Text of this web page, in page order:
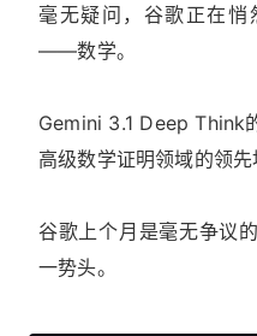
毫无疑问，谷歌正在悄
——数学。
Gemini 3.1 Deep Think
高级数学证明领域的领先
谷歌上个月是毫无争议
一势头。